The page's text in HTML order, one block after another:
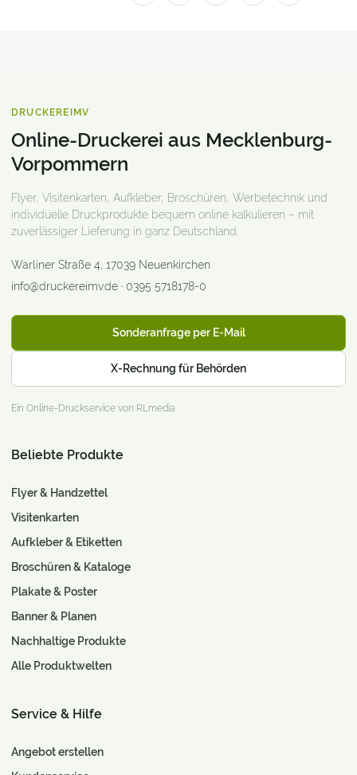
DRUCKEREIMV
Online-Druckerei aus Mecklenburg-
Vorpommern
Flyer, Visitenkarten, Aufkleber, Broschüren, Werbetechnik und
individuelle Druckprodukte bequem online kalkulieren – mit
zuverlässiger Lieferung in ganz Deutschland.
Warliner Straße 4 17039 Neuenkirchen
info@druckereimv.de · 0395 5718178-0
Sonderanfrage per E-Mail
X-Rechnung für Behörden
Ein Online-Druckservice von RLmedia
Beliebte Produkte
Flyer & Handzettel
Visitenkarten
Aufkleber & Etiketten
Broschüren & Kataloge
Plakate & Poster
Banner & Planen
Nachhaltige Produkte
Alle Produktwelten
Service & Hilfe
Angebot erstellen